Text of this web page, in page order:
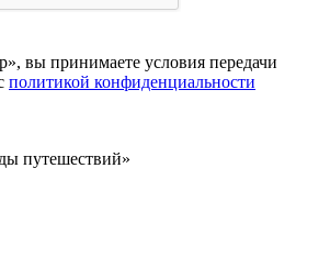
вы принимаете условия передачи
политикой конфиденциальности
путешествий»